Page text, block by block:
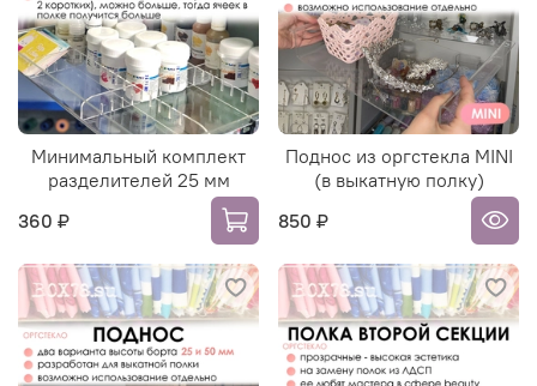
Минимальный комплект
разделителей 25 мм
360 ₽
Поднос из оргстекла MINI
(в выкатную полку)
850 ₽